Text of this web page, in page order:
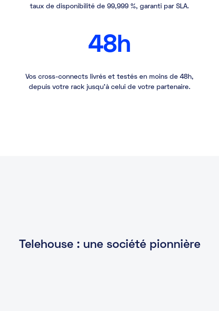
taux de disponibilité de 99,999 %, garanti par SLA.
48h
Vos cross-connects livrés et testés en moins de 48h,
depuis votre rack jusqu'à celui de votre partenaire.
Telehouse : une société pionnière